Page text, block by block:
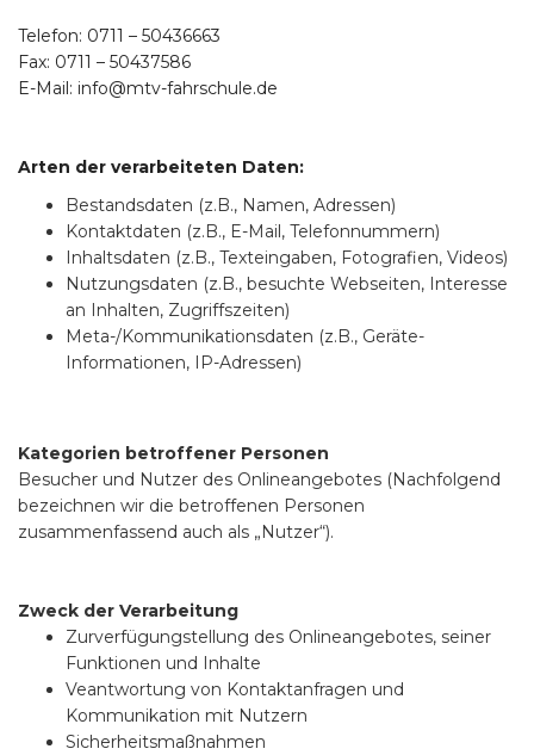
Telefon: 0711 – 50436663
Fax: 0711 – 50437586
E-Mail: info@mtv-fahrschule.de
Arten der verarbeiteten Daten:
Bestandsdaten (z.B., Namen, Adressen)
Kontaktdaten (z.B., E-Mail, Telefonnummern)
Inhaltsdaten (z.B., Texteingaben, Fotografien, Videos)
Nutzungsdaten (z.B., besuchte Webseiten, Interesse
an Inhalten, Zugriffszeiten)
Meta-/Kommunikationsdaten (z.B., Geräte-
Informationen, IP-Adressen)
Kategorien betroffener Personen
Besucher und Nutzer des Onlineangebotes (Nachfolgend
bezeichnen wir die betroffenen Personen
zusammenfassend auch als „Nutzer“).
Zweck der Verarbeitung
Zurverfügungstellung des Onlineangebotes, seiner
Funktionen und Inhalte
Veantwortung von Kontaktanfragen und
Kommunikation mit Nutzern
Sicherheitsmaßnahmen